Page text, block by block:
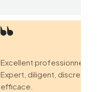
Excellent professionnel.
Expert, diligent, discret et
efficace.